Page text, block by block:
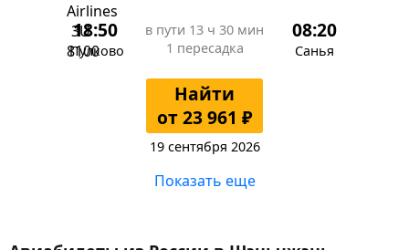
18:50
Пулково
в пути 13 ч 30 мин
1 пересадка
08:20
Санья
Найти
от 23 961 ₽
19 сентября 2026
Показать еще